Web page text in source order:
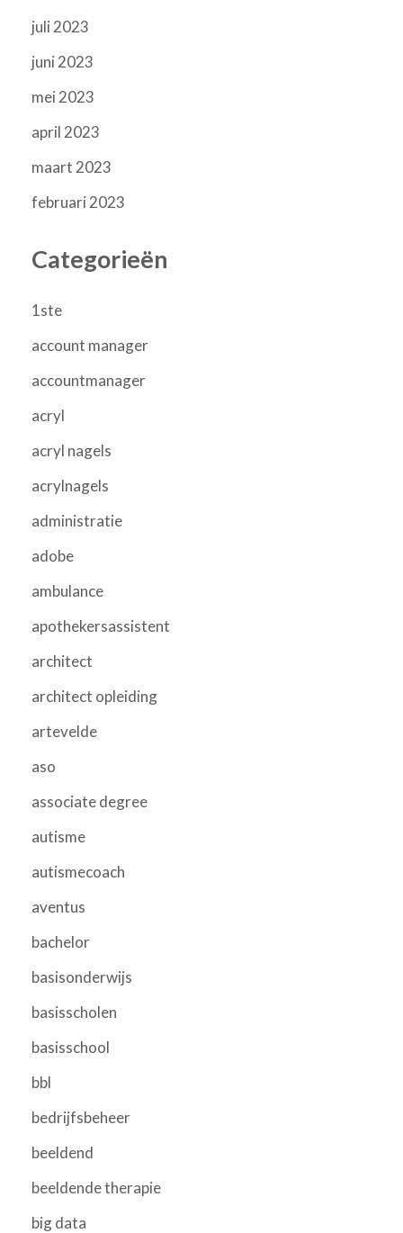
juli 2023
juni 2023
mei 2023
april 2023
maart 2023
februari 2023
Categorieën
1ste
account manager
accountmanager
acryl
acryl nagels
acrylnagels
administratie
adobe
ambulance
apothekersassistent
architect
architect opleiding
artevelde
aso
associate degree
autisme
autismecoach
aventus
bachelor
basisonderwijs
basisscholen
basisschool
bbl
bedrijfsbeheer
beeldend
beeldende therapie
big data